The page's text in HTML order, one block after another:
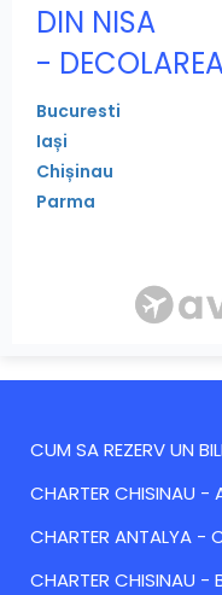
DIN NISA
-
Bucuresti
Iași
Chișinau
Parma
CUM SA REZERV UN
CHARTER CHISINAU -
CHARTER ANTALYA -
CHARTER CHISINAU -